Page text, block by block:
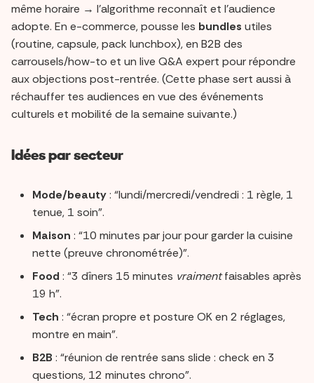
même horaire → l’algorithme reconnaît et l’audience
adopte. En e-commerce, pousse les bundles utiles
(routine, capsule, pack lunchbox), en B2B des
carrousels/how-to et un live Q&A expert pour répondre
aux objections post-rentrée. (Cette phase sert aussi à
réchauffer tes audiences en vue des événements
culturels et mobilité de la semaine suivante.)
Idées par secteur
Mode/beauty: “lundi/mercredi/vendredi : 1 règle, 1
tenue, 1 soin”.
Maison : “10 minutes par jour pour garder la cuisine
nette (preuve chronométrée)”.
Food : “3 dîners 15 minutes vraimentfaisables après
19 h”.
Tech : “écran propre et posture OK en 2 réglages,
montre en main”.
B2B : “réunion de rentrée sans slide : check en 3
questions, 12 minutes chrono”.